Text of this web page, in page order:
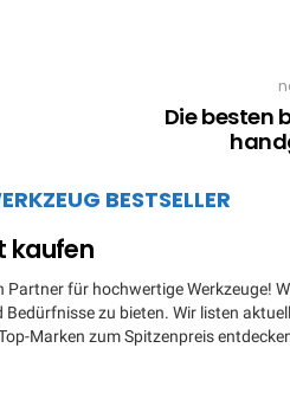
Die besten
BESTSELLER
kaufen
für hochwertige Werkzeuge!
zu bieten. Wir listen
Marken zum Spitzenpreis